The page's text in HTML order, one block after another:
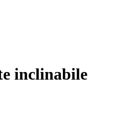
inclinabile